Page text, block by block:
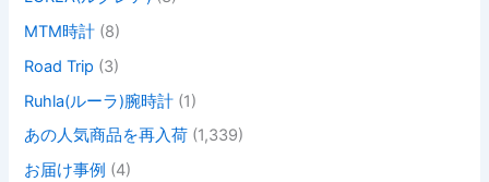
MTM時計 (8)
Road Trip (3)
Ruhla(ルーラ)腕時計 (1)
あの人気商品を再入荷 (1,339)
お届け事例 (4)